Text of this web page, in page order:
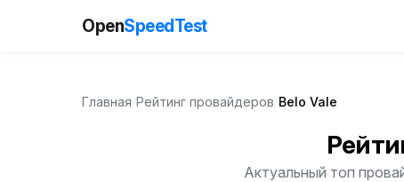
OpenSpeedTest
Главная Рейтинг провайдеров Belo Vale
Актуальный топ